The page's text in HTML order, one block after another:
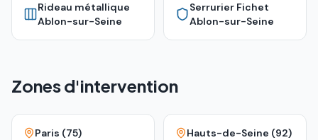
Rideau métallique
Ablon-sur-Seine
Serrurier Fichet
Ablon-sur-Seine
Zones d'intervention
Paris (75) Hauts-de-Seine (92)